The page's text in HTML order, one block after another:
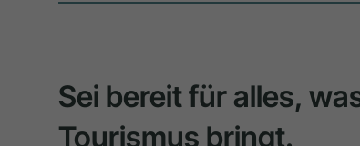
Sei bereit für alles,
Tourismus bringt.